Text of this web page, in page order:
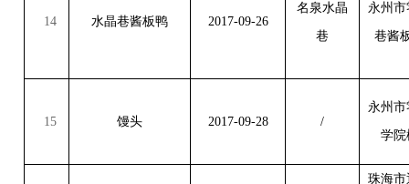
14 水晶巷酱板鸭 2017-09-26
名泉水晶
巷
永州
巷酱
15 馒头 2017-09-28 /
永州
学院
珠海市